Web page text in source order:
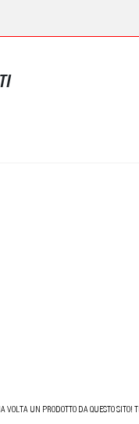
VOLTA UN PRODOTTO DA QUESTO